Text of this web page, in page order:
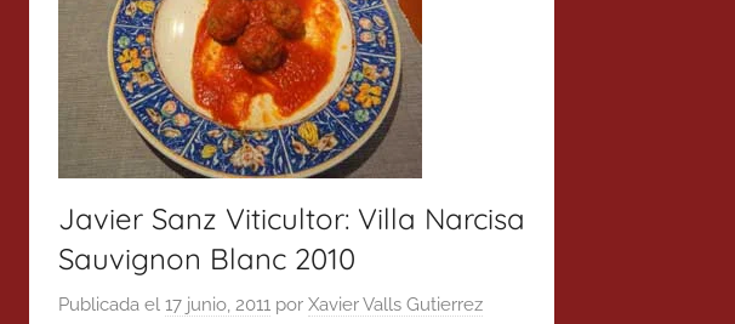
Javier Sanz Viticultor: Villa Narcisa
Sauvignon Blanc 2010
Publicada el 17 junio, 2011 por Xavier Valls Gutierrez